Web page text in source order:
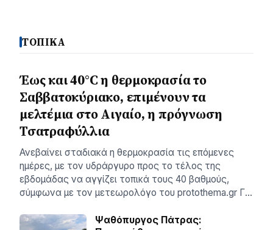
ΤΟΠΙΚΑ
Έως και 40°C η θερμοκρασία το
Σαββατοκύριακο, επιμένουν τα
μελτέμια στο Αιγαίο, η πρόγνωση
Τσατραφύλλια
Ανεβαίνει σταδιακά η θερμοκρασία τις επόμενες
ημέρες, με τον υδράργυρο προς το τέλος της
εβδομάδας να αγγίζει τοπικά τους 40 βαθμούς,
σύμφωνα με τον μετεωρολόγο του protothema.gr Γ…
Ψαθόπυργος Πάτρας: